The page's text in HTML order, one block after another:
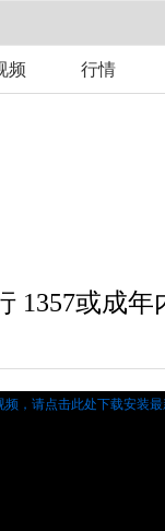
频 行情
1357或成年
， 请点击此处下载安装